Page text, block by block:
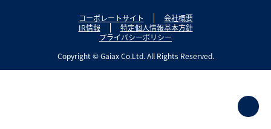
コーポレートサイト
会社概要
IR情報
特定個人情報基本方針
プライバシーポリシー
Copyright © Gaiax Co.Ltd. All Rights Reserved.